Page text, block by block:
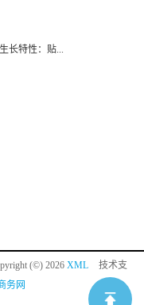
长特性：贴...
(©) 2026 XML
技术支
务网